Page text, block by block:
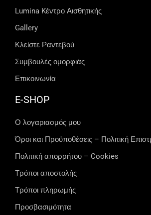
Lumina Kέντρο Αισθητικής
Gallery
Κλείστε Ραντεβού
Συμβουλές ομορφιάς
Επικοινωνία
E-SHOP
Ο λογαριασμός μου
Όροι και Προϋποθέσεις – Πολιτική
Πολιτική απορρήτου – Cookies
Τρόποι αποστολής
Τρόποι πληρωμής
Προσβασιμότητα